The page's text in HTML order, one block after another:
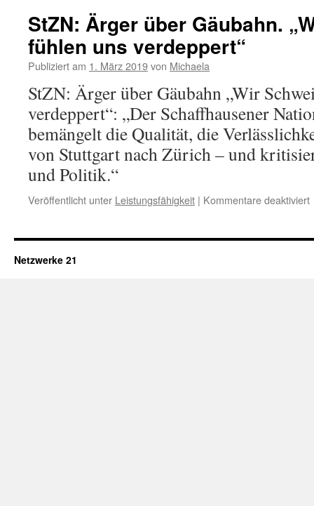
StZN: Ärger über Gäubahn.
fühlen uns verdeppert“
Publiziert am 1. März 2019von Michaela
StZN: Ärger über Gäubahn „Wir
verdeppert“: „Der Schaffhausener
bemängelt die Qualität, die
von Stuttgart nach Zürich – und
und Politik.“
Veröffentlicht unter Leistungsfähigkeit | Kommentare deaktiviert
Netzwerke 21